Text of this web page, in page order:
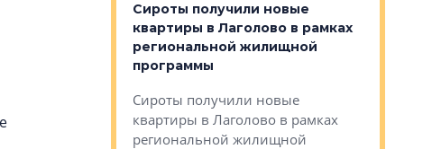
еще один
Сироты получили новые
квартиры в Лаголово в рамках
региональной жилищной
программы
Сироты получили новые
квартиры в Лаголово в рамках
региональной жилищной